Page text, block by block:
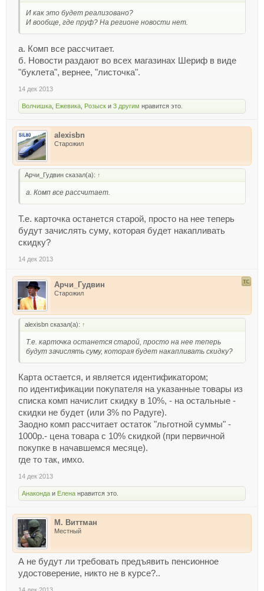
И как это будет реализовано?
И вообще, где пруф? На регионе новости нет.
а. Комп все рассчитает.
б. Новости раздают во всех магазинах Шериф в виде
"буклета", вернее, "листочка".
14 дек 2013
Волчишка Ежевика Розыск и 3 другим нравится это.
alexisbn
Старожил
Арчи_Гудвин сказал(а): ↑
а. Комп все рассчитает.
Т.е. карточка останется старой, просто на нее теперь
будут зачислять суму, которая будет накапливать
скидку?
14 дек 2013
Арчи_Гудвин
Старожил
alexisbn сказал(а): ↑
Т.е. карточка останется старой, просто на нее теперь
будут зачислять суму, которая будет накапливать скидку?
Карта остается, и является идентификатором;
по идентификации покупателя на указанные товары из
списка комп начислит скидку в 10%, - на остальные -
скидки не будет (или 3% по Радуге).
Заодно комп рассчитает остаток "льготной суммы" -
1000р.- цена товара с 10% скидкой (при первичной
покупке в начавшемся месяце).
где то так, имхо.
14 дек 2013
Анаконда и Елена нравится это.
М. Виттман
Местный
А не будут ли требовать предъявить пенсионное
удостоверение, никто не в курсе?..